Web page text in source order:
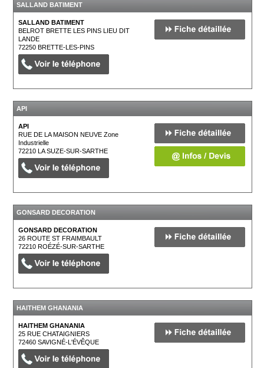
SALLAND BATIMENT
SALLAND BATIMENT
BELROT BRETTE LES PINS LIEU DIT
LANDE
72250BRETTE-LES-PINS
API
API
RUE DE LA MAISON NEUVE Zone
Industrielle
72210LA SUZE-SUR-SARTHE
GONSARD DECORATION
GONSARD DECORATION
26 ROUTE ST FRAIMBAULT
72210ROÉZÉ-SUR-SARTHE
HAITHEM GHANANIA
HAITHEM GHANANIA
25 RUE CHATAIGNIERS
72460SAVIGNÉ-L'ÉVÊQUE